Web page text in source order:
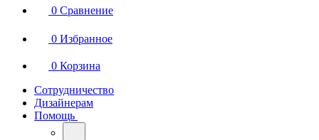
0 Сравнение
0 Избранное
0 Корзина
Сотрудничество
Дизайнерам
Помощь